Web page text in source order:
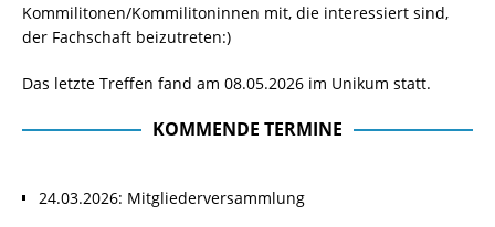
Kommilitonen/Kommilitoninnen mit, die interessiert sind,
der Fachschaft beizutreten:)
Das letzte Treffen fand am 08.05.2026 im Unikum statt.
KOMMENDE TERMINE
24.03.2026: Mitgliederversammlung